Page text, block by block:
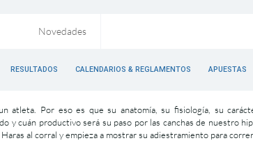
Novedades
RESULTADOS CALENDARIOS & REGLAMENTOS APUESTAS
atleta. Por eso es que su anatomía, su fisiología, su
y cuán productivo será su paso por las canchas de nuestro
al corral y empieza a mostrar su adiestramiento para correr